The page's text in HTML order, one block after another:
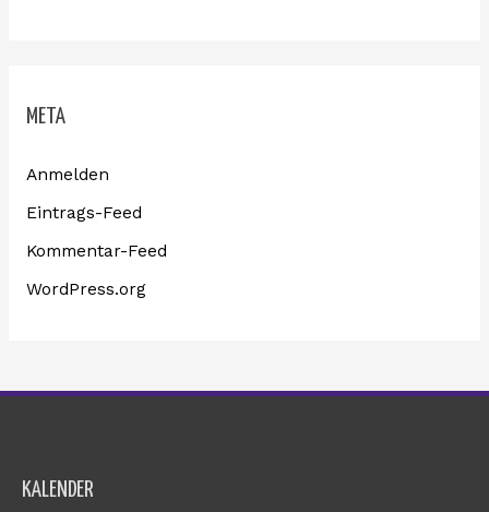
META
Anmelden
Eintrags-Feed
Kommentar-Feed
WordPress.org
KALENDER